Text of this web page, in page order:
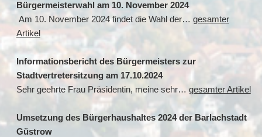
Bürgermeisterwahl am 10. November 2024
Am 10. November 2024 findet die Wahl der… gesamter
Artikel
Informationsbericht des Bürgermeisters zur
Stadtvertretersitzung am 17.10.2024
Sehr geehrte Frau Präsidentin, meine sehr… gesamter Artikel
Umsetzung des Bürgerhaushaltes 2024 der Barlachstadt
Güstrow